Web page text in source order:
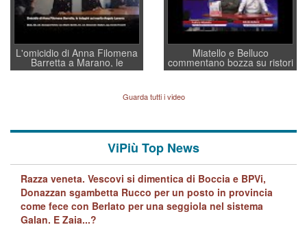
L'omicidio di Anna Filomena
Barretta a Marano, le
indagini dei carabinieri di
quelle di... Barbara D'Urso
Miatello e Belluco
commentano bozza su ristori
BPVi e Veneto Banca
Guarda tutti i video
ViPiù Top News
Razza veneta. Vescovi si dimentica di Boccia e BPVi,
Donazzan sgambetta Rucco per un posto in provincia
come fece con Berlato per una seggiola nel sistema
Galan. E Zaia...?